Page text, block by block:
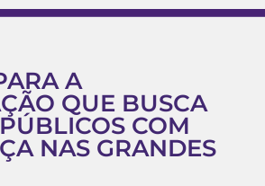
A
QUE BUSCA
COM
NAS GRANDES